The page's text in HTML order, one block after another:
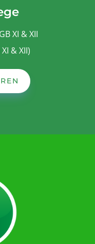
XI & XII
& XII)